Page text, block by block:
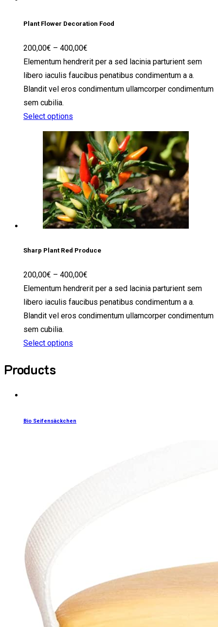
Plant Flower Decoration Food
200,00€ – 400,00€
Elementum hendrerit per a sed lacinia parturient sem
libero iaculis faucibus penatibus condimentum a a.
Blandit vel eros condimentum ullamcorper condimentum
sem cubilia.
Select options
Sharp Plant Red Produce
200,00€ – 400,00€
Elementum hendrerit per a sed lacinia parturient sem
libero iaculis faucibus penatibus condimentum a a.
Blandit vel eros condimentum ullamcorper condimentum
sem cubilia.
Select options
Products
Bio Seifensäckchen